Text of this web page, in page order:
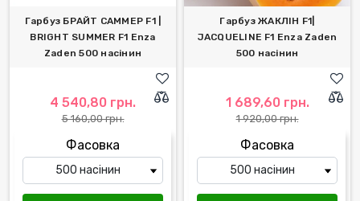
Гарбуз БРАЙТ САММЕР F1 |
BRIGHT SUMMER F1 Enza
Zaden 500 насінин
4 540,80 грн.
5 160,00 грн.
Фасовка
Гарбуз ЖАКЛІН F1|
JACQUELINE F1 Enza Zaden
500 насінин
1 689,60 грн.
1 920,00 грн.
Фасовка